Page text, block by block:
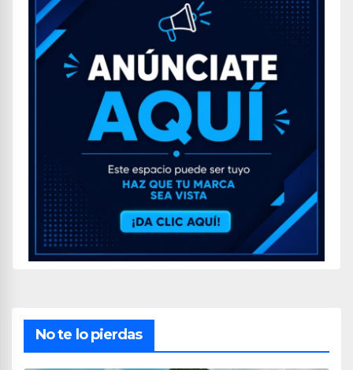
No te lo pierdas